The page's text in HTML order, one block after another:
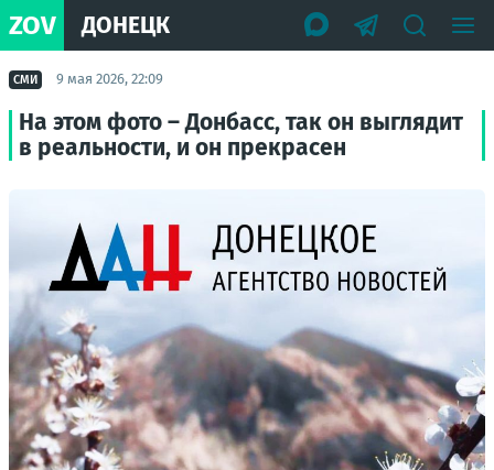
ZOV ДОНЕЦК
СМИ 9 мая 2026, 22:09
На этом фото – Донбасс, так он выглядит
в реальности, и он прекрасен